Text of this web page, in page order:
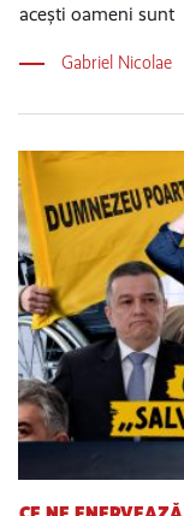
acești oameni sunt
Gabriel Nicolae